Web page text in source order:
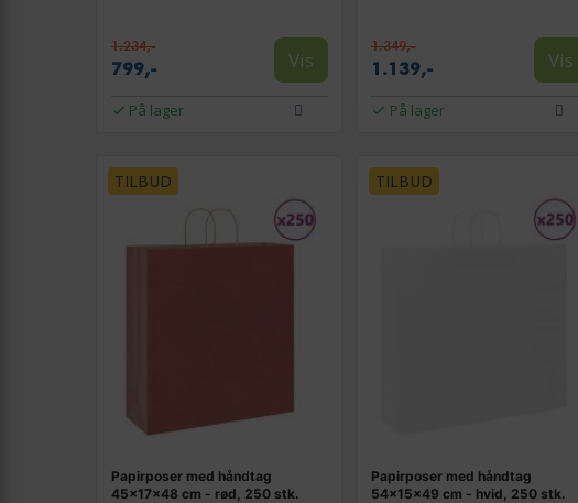
1.234,-
799,- Vis
På lager
1.349,-
1.139,- Vis
På lager
TILBUD
Papirposer med håndtag
45×17×48 cm - rød, 250 stk.
TILBUD
Papirposer med håndtag
54×15×49 cm - hvid, 250 stk.